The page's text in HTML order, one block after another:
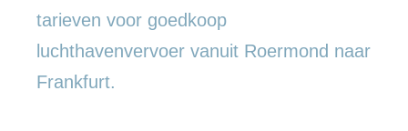
tarieven voor goedkoop
luchthavenvervoer vanuit Roermond naar
Frankfurt.